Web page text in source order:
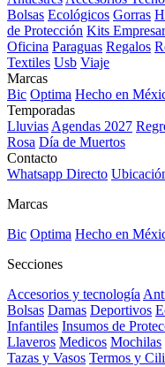
Bolsas Ecológicos Gorras
de Protección Kits
Oficina Paraguas Regalos
Textiles Usb Viaje
Marcas
Bic Optima Hecho en
Temporadas
Lluvias Agendas 2027
Rosa Día de Muertos
Contacto
Whatsapp Directo
Marcas
Bic Optima Hecho en
Secciones
Accesorios y tecnología
Bolsas Damas Deportivos
Infantiles Insumos de
Llaveros Medicos Mochilas
Tazas y Vasos Termos y